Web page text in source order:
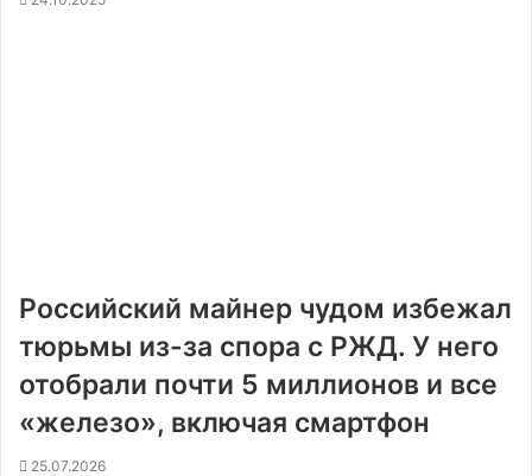
Российский майнер чудом избежал
тюрьмы из-за спора с РЖД. У него
отобрали почти 5 миллионов и все
«железо», включая смартфон
25.07.2026